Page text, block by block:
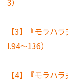
3）
【3】『モラハ
l.94～136）
【4】『モラハ